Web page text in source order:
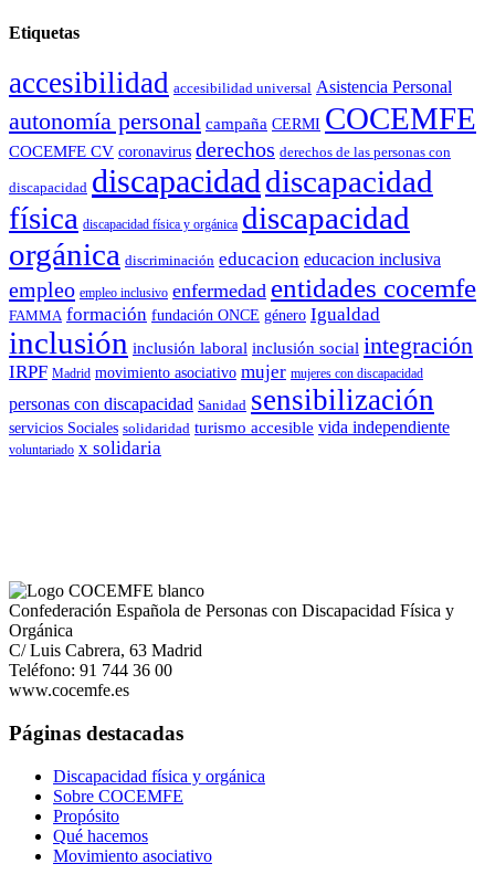
Etiquetas
accesibilidad accesibilidad universal Asistencia Personal
autonomía personal campaña CERMI COCEMFE
COCEMFE CV coronavirus derechos derechos de las personas con
discapacidad discapacidad discapacidad
física discapacidad física y orgánica discapacidad
orgánica discriminación educacion educacion inclusiva
empleo empleo inclusivo enfermedad entidades cocemfe
FAMMA formación fundación ONCE género Igualdad
inclusión inclusión laboral inclusión social integración
IRPF Madrid movimiento asociativo mujer mujeres con discapacidad
personas con discapacidad Sanidad sensibilización
servicios Sociales solidaridad turismo accesible vida independiente
voluntariado x solidaria
Confederación Española de Personas con Discapacidad Física y
Orgánica
C/ Luis Cabrera, 63 Madrid
Teléfono: 91 744 36 00
www.cocemfe.es
Páginas destacadas
Discapacidad física y orgánica
Sobre COCEMFE
Propósito
Qué hacemos
Movimiento asociativo